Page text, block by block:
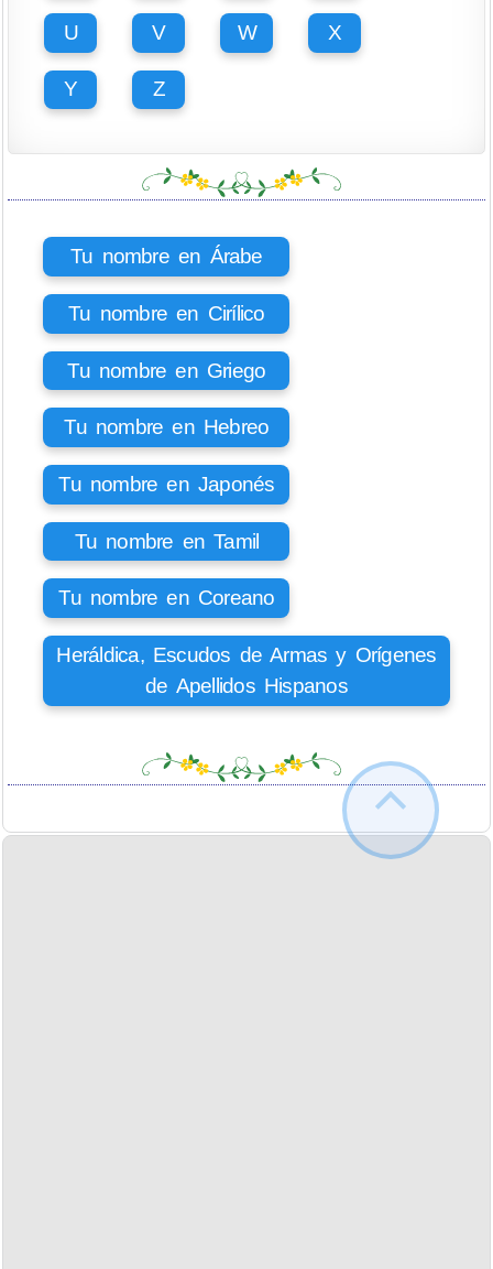
U V W X
Y Z
Tu nombre en Árabe
Tu nombre en Cirílico
Tu nombre en Griego
Tu nombre en Hebreo
Tu nombre en Japonés
Tu nombre en Tamil
Tu nombre en Coreano
Heráldica, Escudos de Armas y Orígenes
de Apellidos Hispanos